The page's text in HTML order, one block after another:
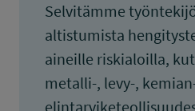
Selvitämme
altistumista
aineille riskialoilla,
metalli-, levy-,